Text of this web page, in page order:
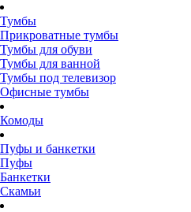
Тумбы
Прикроватные тумбы
Тумбы для обуви
Тумбы для ванной
Тумбы под телевизор
Офисные тумбы
Комоды
Пуфы и банкетки
Пуфы
Банкетки
Скамьи